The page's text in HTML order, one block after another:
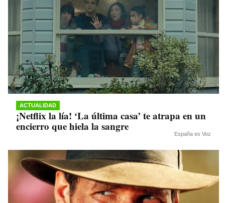
ACTUALIDAD
¡Netflix la lía! ‘La última casa’ te atrapa en un
encierro que hiela la sangre
España es Voz